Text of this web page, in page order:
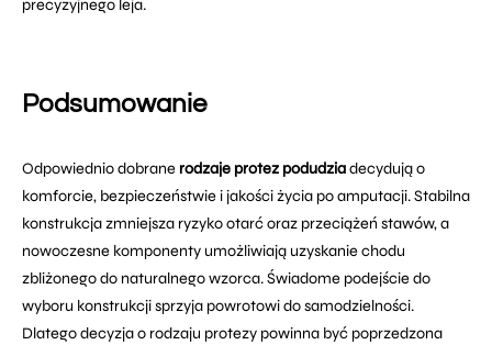
precyzyjnego leja.
Podsumowanie
Odpowiednio dobrane rodzaje protez podudziadecydują o
komforcie, bezpieczeństwie i jakości życia po amputacji. Stabilna
konstrukcja zmniejsza ryzyko otarć oraz przeciążeń stawów, a
nowoczesne komponenty umożliwiają uzyskanie chodu
zbliżonego do naturalnego wzorca. Świadome podejście do
wyboru konstrukcji sprzyja powrotowi do samodzielności.
Dlatego decyzja o rodzaju protezy powinna być poprzedzona